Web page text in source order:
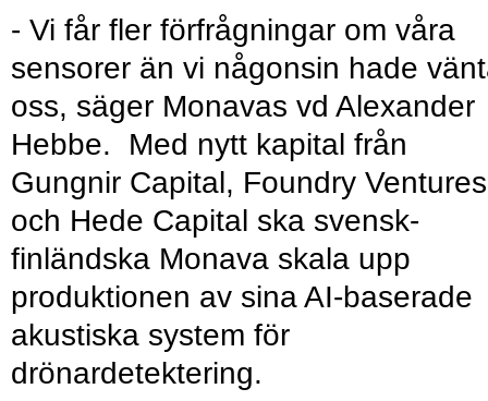
- Vi får fler förfrågningar om våra
sensorer än vi någonsin hade
oss, säger Monavas vd Alexander
Hebbe. Med nytt kapital från
Gungnir Capital, Foundry Ventures
och Hede Capital ska svensk-
finländska Monava skala upp
produktionen av sina AI-baserade
akustiska system för
drönardetektering.